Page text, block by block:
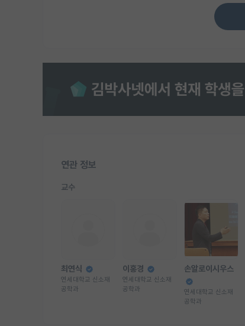
연관 정보
교수
최연식
연세대학교 신소재
공학과
이홍경
연세대학교 신소재
공학과
손알로이시우스
연세대학교 신소재
공학과